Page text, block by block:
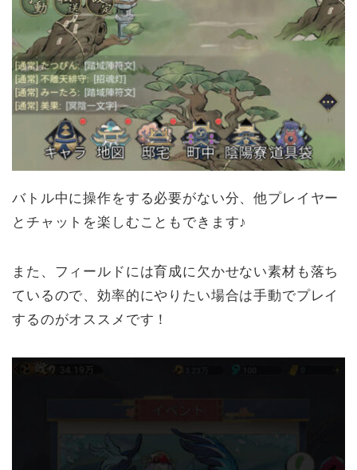
バトル中に操作をする必要がない分、他プレイヤー
とチャットを楽しむこともできます♪
また、フィールドには育成に欠かせない素材も落ち
ているので、効率的にやりたい場合は手動でプレイ
するのがオススメです！